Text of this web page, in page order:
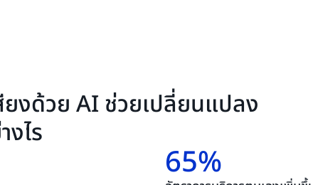
ตามคำขอ API
งด้วย AI ช่วยเปลี่ยนแปลง
งไร
65%